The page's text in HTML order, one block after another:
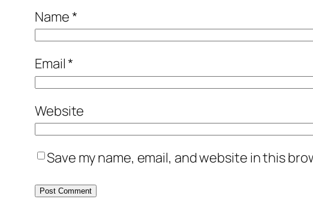
Name*
Email*
Website
Save my name, email, and website in this